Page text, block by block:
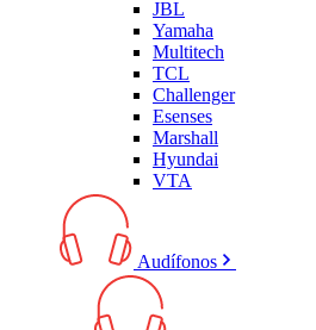
JBL
Yamaha
Multitech
TCL
Challenger
Esenses
Marshall
Hyundai
VTA
Audífonos